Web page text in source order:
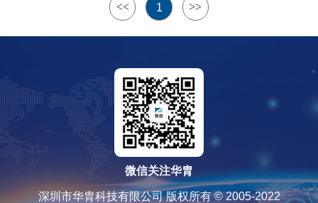
ESOP8
ESOP8/CPC8
SOP8
<< 1 >>
微信关注华胄
深圳市华胄科技有限公司 版权所有 © 2005-2022